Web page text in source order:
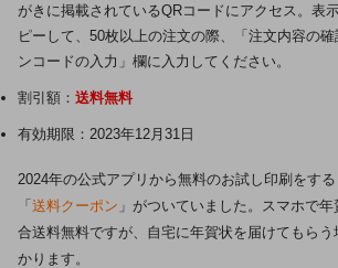
がきに掲載されているQRコードにアクセス。表
ピーして、50枚以上の注文の際、「注文内容の
ンコードの入力」欄に入力してください。
割引額： 送料無料
有効期限：2023年12月31日
2024年の公式アプリから無料のお試し印刷をす
「送料クーポン 」がついていました。スマホで
合送料無料ですが、自宅に年賀状を届けてもら
かります。